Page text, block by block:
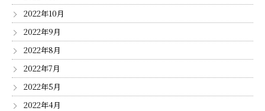
2022年10月
2022年9月
2022年8月
2022年7月
2022年5月
2022年4月